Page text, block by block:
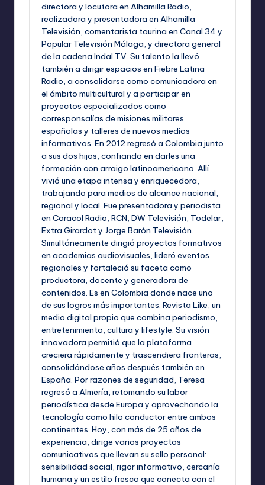
directora y locutora en Alhamilla Radio,
realizadora y presentadora en Alhamilla
Televisión, comentarista taurina en Canal 34 y
Popular Televisión Málaga, y directora general
de la cadena Indal TV. Su talento la llevó
también a dirigir espacios en Fiebre Latina
Radio, a consolidarse como comunicadora en
el ámbito multicultural y a participar en
proyectos especializados como
corresponsalías de misiones militares
españolas y talleres de nuevos medios
informativos. En 2012 regresó a Colombia junto
a sus dos hijos, confiando en darles una
formación con arraigo latinoamericano. Allí
vivió una etapa intensa y enriquecedora,
trabajando para medios de alcance nacional,
regional y local. Fue presentadora y periodista
en Caracol Radio, RCN, DW Televisión, Todelar,
Extra Girardot y Jorge Barón Televisión.
Simultáneamente dirigió proyectos formativos
en academias audiovisuales, lideró eventos
regionales y fortaleció su faceta como
productora, docente y generadora de
contenidos. Es en Colombia donde nace uno
de sus logros más importantes: Revista Like, un
medio digital propio que combina periodismo,
entretenimiento, cultura y lifestyle. Su visión
innovadora permitió que la plataforma
creciera rápidamente y trascendiera fronteras,
consolidándose años después también en
España. Por razones de seguridad, Teresa
regresó a Almería, retomando su labor
periodística desde Europa y aprovechando la
tecnología como hilo conductor entre ambos
continentes. Hoy, con más de 25 años de
experiencia, dirige varios proyectos
comunicativos que llevan su sello personal:
sensibilidad social, rigor informativo, cercanía
humana y un estilo fresco que conecta con el